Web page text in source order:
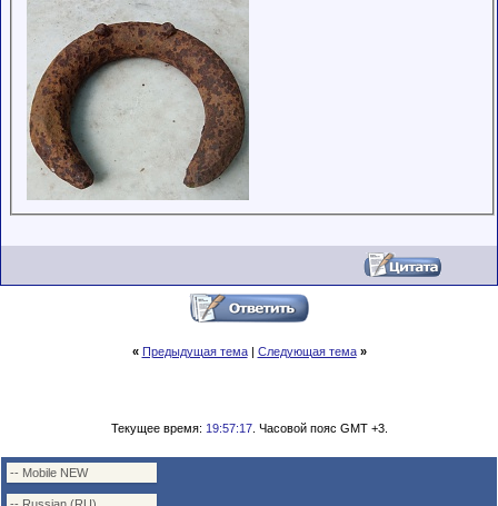
« Предыдущая тема| Следующая тема »
Текущее время: 19:57:17. Часовой пояс GMT +3.